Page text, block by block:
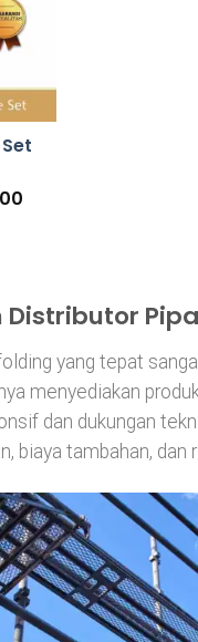
Price
yang tepat
menyediakan
dan dukungan
biaya tambahan, dan